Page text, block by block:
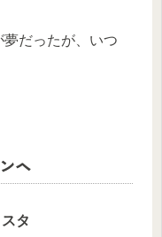
だったが、いつ
ヘ
タ